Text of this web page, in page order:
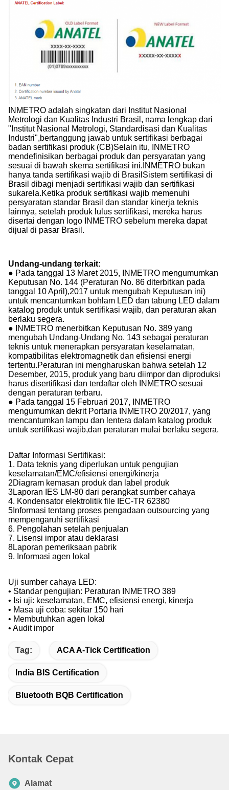
INMETRO adalah singkatan dari Institut Nasional
Metrologi dan Kualitas Industri Brasil, nama lengkap dari
"Institut Nasional Metrologi, Standardisasi dan Kualitas
Industri",bertanggung jawab untuk sertifikasi berbagai
badan sertifikasi produk (CB)Selain itu, INMETRO
mendefinisikan berbagai produk dan persyaratan yang
sesuai di bawah skema sertifikasi ini.INMETRO bukan
hanya tanda sertifikasi wajib di BrasilSistem sertifikasi di
Brasil dibagi menjadi sertifikasi wajib dan sertifikasi
sukarela.Ketika produk sertifikasi wajib memenuhi
persyaratan standar Brasil dan standar kinerja teknis
lainnya, setelah produk lulus sertifikasi, mereka harus
disertai dengan logo INMETRO sebelum mereka dapat
dijual di pasar Brasil.
Undang-undang terkait:
● Pada tanggal 13 Maret 2015, INMETRO mengumumkan
Keputusan No. 144 (Peraturan No. 86 diterbitkan pada
tanggal 10 April),2017 untuk mengubah Keputusan ini)
untuk mencantumkan bohlam LED dan tabung LED dalam
katalog produk untuk sertifikasi wajib, dan peraturan akan
berlaku segera.
● INMETRO menerbitkan Keputusan No. 389 yang
mengubah Undang-Undang No. 143 sebagai peraturan
teknis untuk menerapkan persyaratan keselamatan,
kompatibilitas elektromagnetik dan efisiensi energi
Desember, 2015, produk yang baru diimpor dan diproduksi
harus disertifikasi dan terdaftar oleh INMETRO sesuai
dengan peraturan terbaru.
● Pada tanggal 15 Februari 2017, INMETRO
mengumumkan dekrit Portaria INMETRO 20/2017, yang
mencantumkan lampu dan lentera dalam katalog produk
untuk sertifikasi wajib,dan peraturan mulai berlaku segera.
Daftar Informasi Sertifikasi:
1. Data teknis yang diperlukan untuk pengujian
keselamatan/EMC/efisiensi energi/kinerja
2Diagram kemasan produk dan label produk
4. Kondensator elektrolitik file IEC-TR 62380
5Informasi tentang proses pengadaan outsourcing yang
mempengaruhi sertifikasi
6. Pengolahan setelah penjualan
7. Lisensi impor atau deklarasi
8Laporan pemeriksaan pabrik
9. Informasi agen lokal
• Isi uji: keselamatan, EMC, efisiensi energi, kinerja
• Membutuhkan agen lokal